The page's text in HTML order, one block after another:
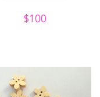
$100